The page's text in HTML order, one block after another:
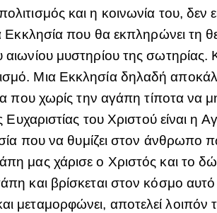
και η κοινωνία του, δεν
Εκκλησία που θα εκπληρώνει τη
μυστηρίου της
Μια Εκκλησία δηλαδή
που χωρίς την αγάπη τίποτα να
Ευχαριστίας του Χριστού
που να θυμίζει στον άνθρωπο
μας χάρισε ο Χριστός και το
και βρίσκεται στον κόσμο
αποτελεί λοιπόν